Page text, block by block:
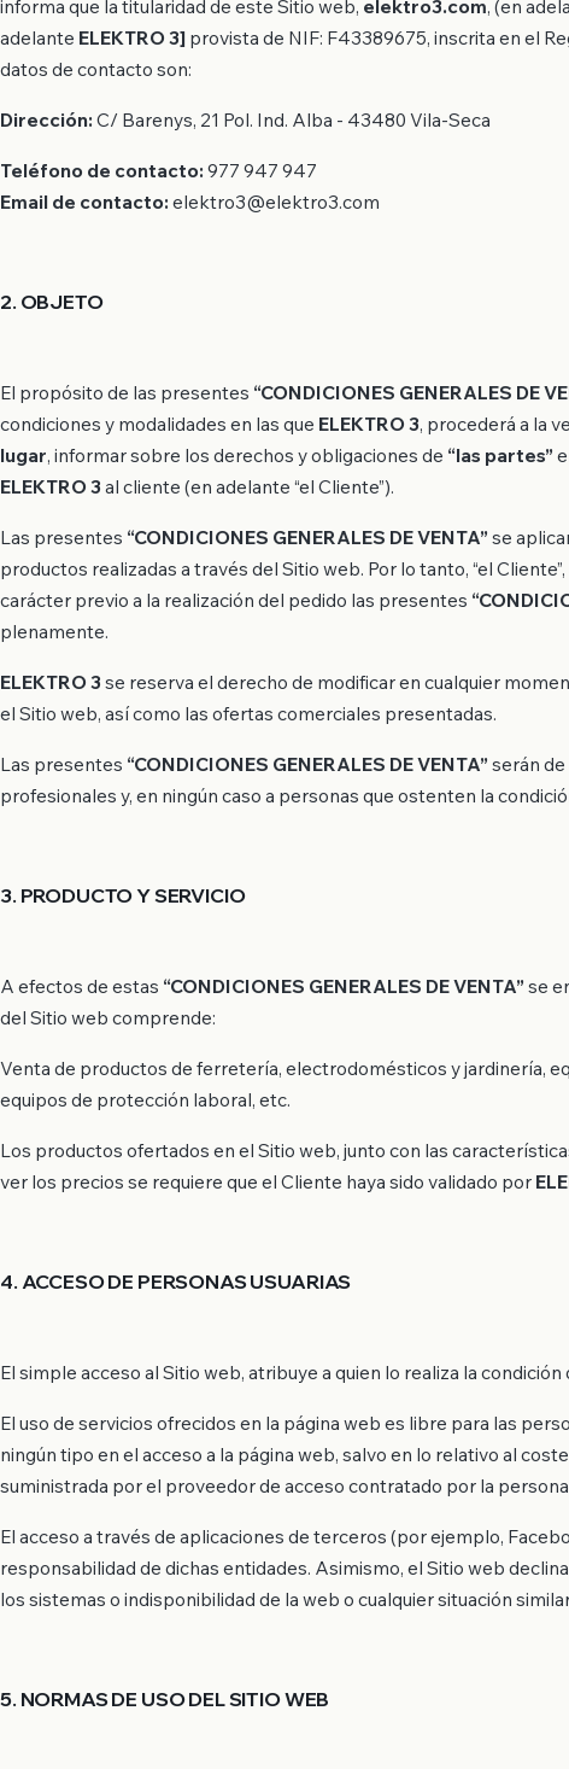
informa que la titularidad de este Sitio web, elektro3.com, (en
adelante ELEKTRO 3] provista de NIF: F43389675, inscrita en el
datos de contacto son:
Dirección: C/ Barenys, 21 Pol. Ind. Alba - 43480 Vila-Seca
Teléfono de contacto: 977 947 947
Email de contacto: elektro3@elektro3.com
2. OBJETO
El propósito de las presentes “CONDICIONES GENERALES DE
condiciones y modalidades en las que ELEKTRO 3, procederá a la
lugar, informar sobre los derechos y obligaciones de “las partes”
ELEKTRO 3 al cliente (en adelante “el Cliente”).
Las presentes “CONDICIONES GENERALES DE VENTA” se
productos realizadas a través del Sitio web. Por lo tanto, “el
carácter previo a la realización del pedido las presentes
plenamente.
ELEKTRO 3 se reserva el derecho de modificar en cualquier
el Sitio web, así como las ofertas comerciales presentadas.
Las presentes “CONDICIONES GENERALES DE VENTA” serán
profesionales y, en ningún caso a personas que ostenten la
3. PRODUCTO Y SERVICIO
A efectos de estas “CONDICIONES GENERALES DE VENTA” se
del Sitio web comprende:
Venta de productos de ferretería, electrodomésticos y jardinería,
equipos de protección laboral, etc.
Los productos ofertados en el Sitio web, junto con las
ver los precios se requiere que el Cliente haya sido validado por
4. ACCESO DE PERSONAS USUARIAS
El simple acceso al Sitio web, atribuye a quien lo realiza la condición
El uso de servicios ofrecidos en la página web es libre para las
ningún tipo en el acceso a la página web, salvo en lo relativo al
suministrada por el proveedor de acceso contratado por la persona
El acceso a través de aplicaciones de terceros (por ejemplo,
responsabilidad de dichas entidades. Asimismo, el Sitio web
los sistemas o indisponibilidad de la web o cualquier situación
5. NORMAS DE USO DEL SITIO WEB